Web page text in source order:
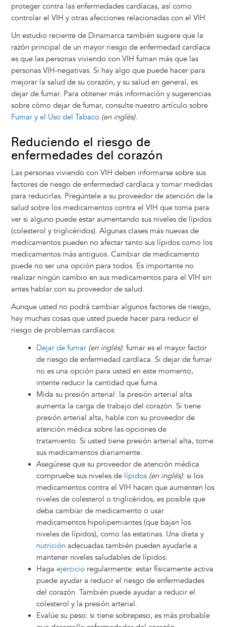
proteger contra las enfermedades cardíacas, así como
controlar el VIH y otras afecciones relacionadas con el VIH.
Un estudio reciente de Dinamarca también sugiere que la
razón principal de un mayor riesgo de enfermedad cardíaca
es que las personas viviendo con VIH fuman más que las
personas VIH-negativas. Si hay algo que puede hacer para
mejorar la salud de su corazón, y su salud en general, es
dejar de fumar. Para obtener más información y sugerencias
sobre cómo dejar de fumar, consulte nuestro artículo sobre
Fumar y el Uso del Tabaco (en inglés).
Reduciendo el riesgo de
enfermedades del corazón
Las personas viviendo con VIH deben informarse sobre sus
factores de riesgo de enfermedad cardíaca y tomar medidas
para reducirlas. Pregúntele a su proveedor de atención de la
salud sobre los medicamentos contra el VIH que toma para
ver si alguno puede estar aumentando sus niveles de lípidos
(colesterol y triglicéridos). Algunas clases más nuevas de
medicamentos pueden no afectar tanto sus lípidos como los
medicamentos más antiguos. Cambiar de medicamento
puede no ser una opción para todos. Es importante no
realizar ningún cambio en sus medicamentos para el VIH sin
antes hablar con su proveedor de salud.
Aunque usted no podrá cambiar algunos factores de riesgo,
hay muchas cosas que usted puede hacer para reducir el
riesgo de problemas cardíacos:
Dejar de fumar (en inglés): fumar es el mayor factor
de riesgo de enfermedad cardíaca. Si dejar de fumar
no es una opción para usted en este momento,
intente reducir la cantidad que fuma.
Mida su presión arterial: la presión arterial alta
aumenta la carga de trabajo del corazón. Si tiene
presión arterial alta, hable con su proveedor de
atención médica sobre las opciones de
tratamiento. Si usted tiene presión arterial alta, tome
sus medicamentos diariamente.
Asegúrese que su proveedor de atención médica
compruebe sus niveles de lípidos (en inglés): si los
medicamentos contra el VIH hacen que aumenten los
niveles de colesterol o triglicéridos, es posible que
deba cambiar de medicamento o usar
medicamentos hipolipemiantes (que bajan los
niveles de lípidos), como las estatinas. Una dieta y
nutrición adecuadas también pueden ayudarle a
mantener niveles saludables de lípidos.
Haga ejercicioregularmente: estar físicamente activa
puede ayudar a reducir el riesgo de enfermedades
del corazón. También puede ayudar a reducir el
colesterol y la presión arterial.
Evalúe su peso: si tiene sobrepeso, es más probable